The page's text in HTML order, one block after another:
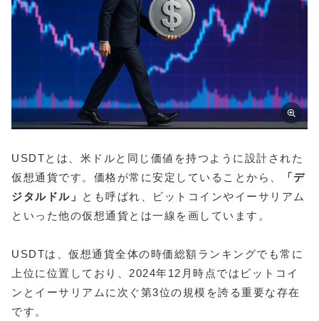
USDTとは、米ドルと同じ価値を持つように設計された
仮想通貨です。価格が常に安定していることから、
「デ
ジタルドル」
とも呼ばれ、ビットコインやイーサリアム
といった他の仮想通貨とは一線を画しています。
USDTは、仮想通貨全体の時価総額ランキングでも常に
上位に位置しており、2024年12月時点ではビットコイ
ンとイーサリアムに次ぐ第3位の規模を誇る重要な存在
です。